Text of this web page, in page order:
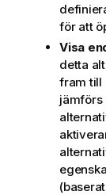
för att
Visa
detta
fram till
jämförs